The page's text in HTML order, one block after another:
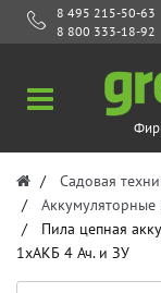
8 495 215-50-63
8 800 333-18-92
Садовая
Пила цепная
1хАКБ 4 Ач. и ЗУ